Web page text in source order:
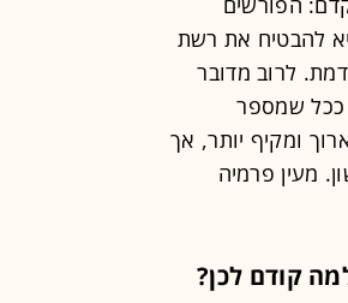
להבטיח את רשת
לרוב מדובר
של בין 60 ל־240 חודשים. ככל שמספר
ומקיף יותר, אך
מעין פרמיה
קודם לכן?